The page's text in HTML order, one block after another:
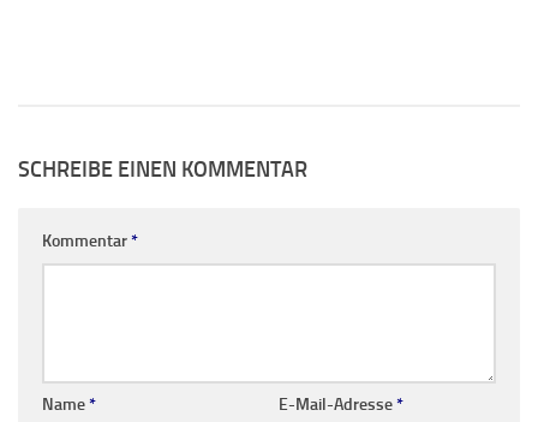
SCHREIBE EINEN KOMMENTAR
Kommentar*
Name* E-Mail-Adresse*